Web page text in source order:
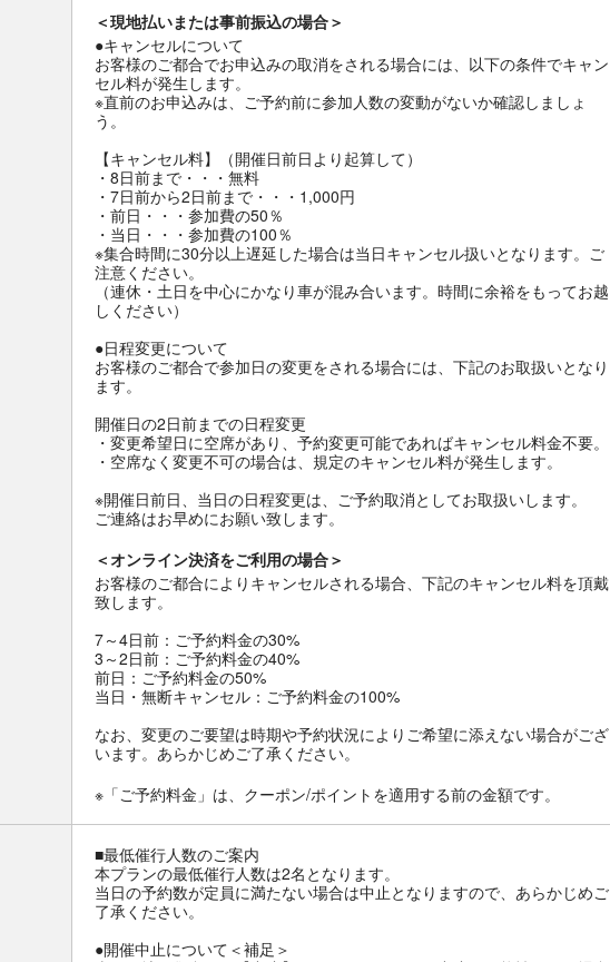
＜現地払いまたは事前振込の場合＞
●キャンセルについて
お客様のご都合でお申込みの取消をされる場合には、以下の条件でキャン
セル料が発生します。
※直前のお申込みは、ご予約前に参加人数の変動がないか確認しましょ
う。
【キャンセル料】（開催日前日より起算して）
・8日前まで・・・無料
・7日前から2日前まで・・・1,000円
・前日・・・参加費の50％
・当日・・・参加費の100％
※集合時間に30分以上遅延した場合は当日キャンセル扱いとなります。ご
注意ください。
（連休・土日を中心にかなり車が混み合います。時間に余裕をもってお越
しください）
●日程変更について
お客様のご都合で参加日の変更をされる場合には、下記のお取扱いとなり
ます。
開催日の2日前までの日程変更
・変更希望日に空席があり、予約変更可能であればキャンセル料金不要。
・空席なく変更不可の場合は、規定のキャンセル料が発生します。
※開催日前日、当日の日程変更は、ご予約取消としてお取扱いします。
ご連絡はお早めにお願い致します。
＜オンライン決済をご利用の場合＞
お客様のご都合によりキャンセルされる場合、下記のキャンセル料を頂戴
致します。
7～4日前：ご予約料金の30%
3～2日前：ご予約料金の40%
前日：ご予約料金の50%
当日・無断キャンセル：ご予約料金の100%
なお、変更のご要望は時期や予約状況によりご希望に添えない場合がござ
います。あらかじめご了承ください。
※「ご予約料金」は、クーポン/ポイントを適用する前の金額です。
■最低催行人数のご案内
本プランの最低催行人数は2名となります。
当日の予約数が定員に満たない場合は中止となりますので、あらかじめご
了承ください。
●開催中止について＜補足＞